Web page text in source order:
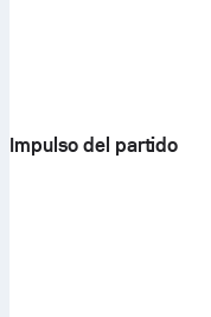
Impulso del partido